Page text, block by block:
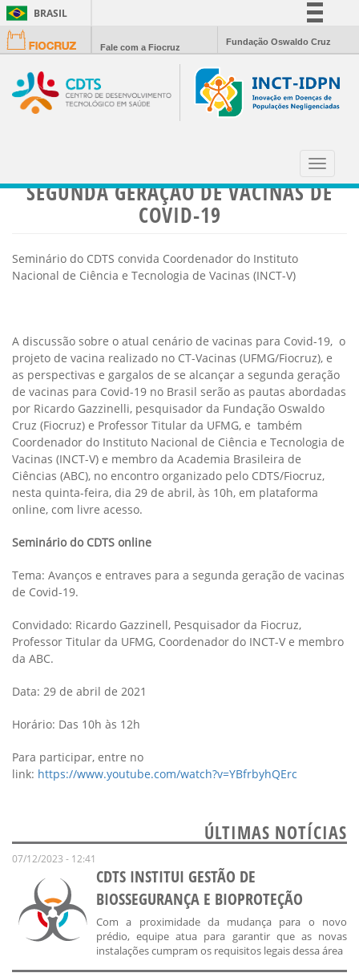
BRASIL
Simplifique!
Participe
Acesso à informação
Fale com a Fiocruz
Fundação Oswaldo Cruz
Toggle
SEGUNDA GERAÇÃO DE VACINAS DE
COVID-19
Seminário do CDTS convida Coordenador do Instituto
Nacional de Ciência e Tecnologia de Vacinas (INCT-V)
A discussão sobre o atual cenário de vacinas para Covid-19, o
projeto de vacina realizado no CT-Vacinas (UFMG/Fiocruz), e
as perspectivas e gargalos de se alcançar a segunda geração
de vacinas para Covid-19 no Brasil serão as pautas abordadas
por Ricardo Gazzinelli, pesquisador da Fundação Oswaldo
Cruz (Fiocruz) e Professor Titular da UFMG, e também
Coordenador do Instituto Nacional de Ciência e Tecnologia de
Vacinas (INCT-V) e membro da Academia Brasileira de
Ciências (ABC), no encontro organizado pelo CDTS/Fiocruz,
nesta quinta-feira, dia 29 de abril, às 10h, em plataforma
online, com livre acesso.
Seminário do CDTS online
Tema: Avanços e entraves para a segunda geração de vacinas
de Covid-19.
Convidado: Ricardo Gazzinell, Pesquisador da Fiocruz,
Professor Titular da UFMG, Coordenador do INCT-V e membro
da ABC.
Data: 29 de abril de 2021
Horário: Das 10h às 12h
Para participar, entre no
link: https://www.youtube.com/watch?v=YBfrbyhQErc​
ÚLTIMAS NOTÍCIAS
07/12/2023 - 12:41
CDTS INSTITUI GESTÃO DE
BIOSSEGURANÇA E BIOPROTEÇÃO
Com a proximidade da mudança para o novo
prédio, equipe atua para garantir que as novas
instalações cumpram os requisitos legais dessa área